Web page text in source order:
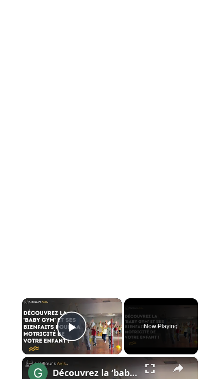
×
Play Video
Now Playing
×
Découvrez la ‘baby gym’ et ses bienfaits pour la motricité de votre enfant !